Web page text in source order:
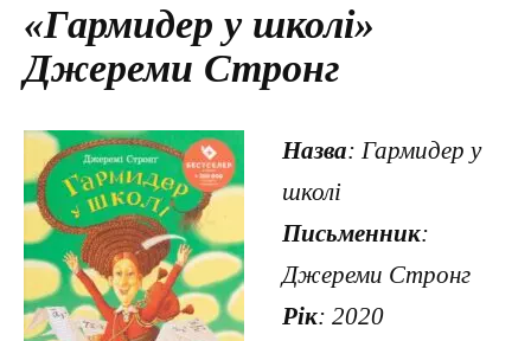
«Гармидер у школі»
Джереми Стронг
Назва: Гармидер у
школі
Письменник:
Джереми Стронг
Рік: 2020